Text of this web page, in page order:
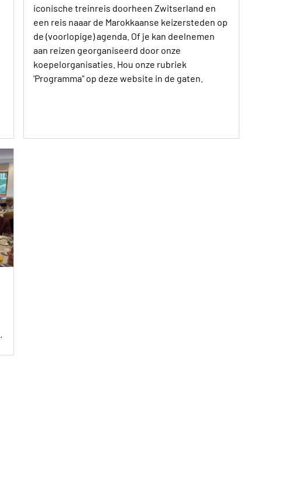
iconische treinreis doorheen Zwitserland en
een reis naaar de Marokkaanse keizersteden op
de (voorlopige) agenda. Of je kan deelnemen
aan reizen georganiseerd door onze
koepelorganisaties. Hou onze rubriek
'Programma" op deze website in de gaten.